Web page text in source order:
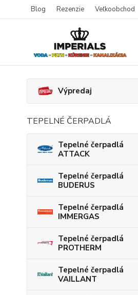
Blog Rezenzie Veľkoobchod
Výpredaj
TEPELNÉ ČERPADLÁ
Tepelné čerpadlá
ATTACK
Tepelné čerpadlá
BUDERUS
Tepelné čerpadlá
IMMERGAS
Tepelné čerpadlá
PROTHERM
Tepelné čerpadlá
VAILLANT